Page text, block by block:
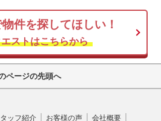
空き家
件を探してほしい！
ストはこちらから
ページの先頭へ
ッフ紹介 お客様の声
会社概要